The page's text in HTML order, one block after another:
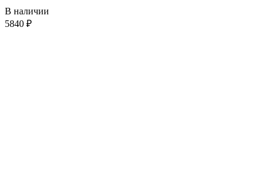
В наличии
5840 ₽